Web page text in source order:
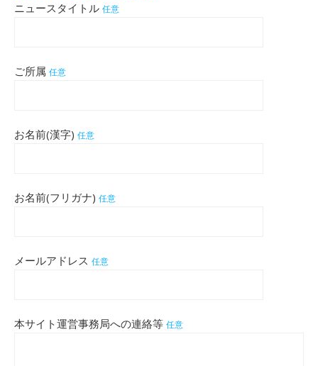
ニュースタイトル 任意
ご所属 任意
お名前(漢字) 任意
お名前(フリガナ) 任意
メールアドレス 任意
本サイト運営事務局への連絡等 任意